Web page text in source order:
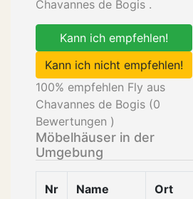
Chavannes de Bogis .
Kann ich empfehlen!
Kann ich nicht empfehlen!
100% empfehlen Fly aus
Chavannes de Bogis (0
Bewertungen )
Möbelhäuser in der
Umgebung
Nr Name Ort